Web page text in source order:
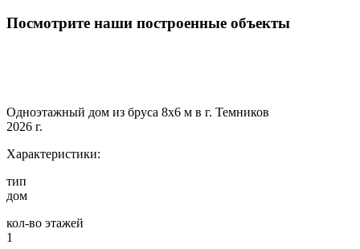
Посмотрите наши построенные объекты
Одноэтажный дом из бруса 8х6 м в г. Темников
2026 г.
Характеристики:
тип
дом
кол-во этажей
1